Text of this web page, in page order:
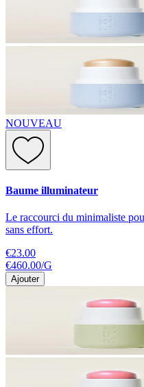
NOUVEAU
Baume illuminateur
Le raccourci du minimaliste
sans effort.
€23.00
€460.00/G
Ajouter